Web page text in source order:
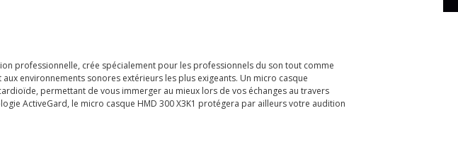
professionnelle, crée spécialement pour les professionnels du son tout comme
environnements sonores extérieurs les plus exigeants. Un micro casque
permettant de vous immerger au mieux lors de vos échanges au travers
ActiveGard, le micro casque HMD 300 X3K1 protégera par ailleurs votre audition